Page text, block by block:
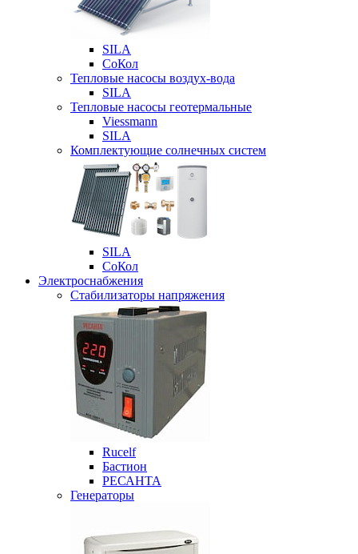
SILA
СоКол
Тепловые насосы воздух-вода
SILA
Тепловые насосы геотермальные
Viessmann
SILA
Комплектующие солнечных систем
SILA
СоКол
Электроснабжения
Стабилизаторы напряжения
Rucelf
Бастион
РЕСАНТА
Генераторы